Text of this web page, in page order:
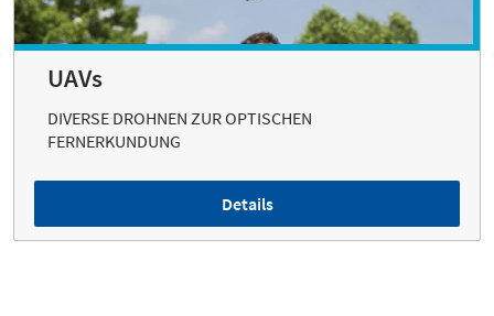
UAVs
DIVERSE DROHNEN ZUR OPTISCHEN
FERNERKUNDUNG
Details